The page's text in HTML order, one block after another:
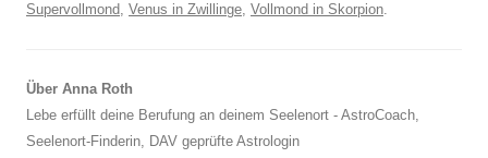
Supervollmond, Venus in Zwillinge, Vollmond in Skorpion.
Über Anna Roth
Lebe erfüllt deine Berufung an deinem Seelenort - AstroCoach,
Seelenort-Finderin, DAV geprüfte Astrologin